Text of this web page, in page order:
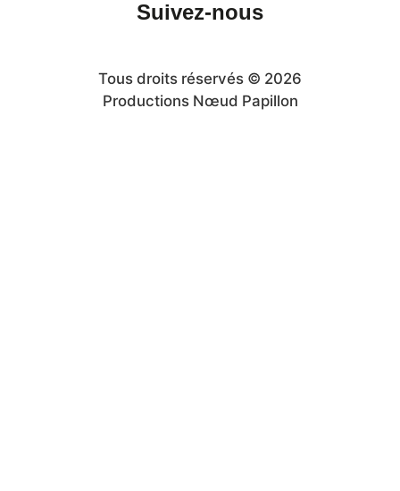
Suivez-nous
Tous droits réservés © 2026
Productions Nœud Papillon